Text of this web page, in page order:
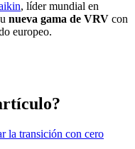
, líder mundial en
nueva gama de VRV con
europeo.
la transición con cero